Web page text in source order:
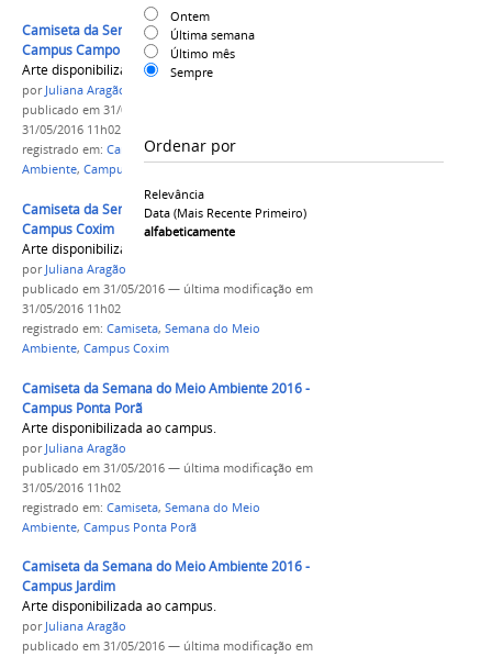
Ontem
Última semana
Último mês
Sempre
Ordenar por
Relevância
Data (mais Recente Primeiro)
alfabeticamente
Camiseta da Semana do Meio Ambiente 2016 -
Campus Campo Grande
Arte disponibilizada ao campus.
por Juliana Aragão
publicado em 31/05/2016
31/05/2016 11h02
registrado em: Camiseta,Semana do Meio
Ambiente, Campus Campo Grande
Camiseta da Semana do Meio Ambiente 2016 -
Campus Coxim
Arte disponibilizada ao campus.
por Juliana Aragão
publicado em 31/05/2016 — última modificação em
31/05/2016 11h02
registrado em: Camiseta, Semana do Meio
Ambiente, Campus Coxim
Camiseta da Semana do Meio Ambiente 2016 -
Campus Ponta Porã
Arte disponibilizada ao campus.
por Juliana Aragão
publicado em 31/05/2016 — última modificação em
31/05/2016 11h02
registrado em: Camiseta, Semana do Meio
Ambiente, Campus Ponta Porã
Camiseta da Semana do Meio Ambiente 2016 -
Campus Jardim
Arte disponibilizada ao campus.
por Juliana Aragão
publicado em 31/05/2016 — última modificação em